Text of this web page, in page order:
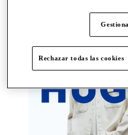
Rechazar todas las cookies